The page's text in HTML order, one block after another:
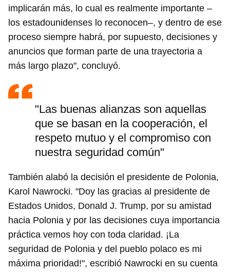
implicarán más, lo cual es realmente importante –
los estadounidenses lo reconocen–, y dentro de ese
proceso siempre habrá, por supuesto, decisiones y
anuncios que forman parte de una trayectoria a
más largo plazo", concluyó.
"Las buenas alianzas son aquellas
que se basan en la cooperación, el
respeto mutuo y el compromiso con
nuestra seguridad común"
También alabó la decisión el presidente de Polonia,
Karol Nawrocki. "Doy las gracias al presidente de
Estados Unidos, Donald J. Trump, por su amistad
hacia Polonia y por las decisiones cuya importancia
práctica vemos hoy con toda claridad. ¡La
seguridad de Polonia y del pueblo polaco es mi
máxima prioridad!", escribió Nawrocki en su cuenta